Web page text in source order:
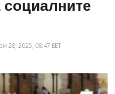
социалните
28, 2025, 08:47 EET